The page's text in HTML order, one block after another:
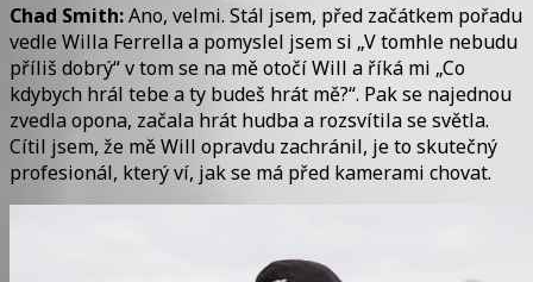
Chad Smith:Ano, velmi. Stál jsem, před začátkem pořadu
vedle Willa Ferrella a pomyslel jsem si „V tomhle nebudu
příliš dobrý“ v tom se na mě otočí Will a říká mi „Co
kdybych hrál tebe a ty budeš hrát mě?“. Pak se najednou
zvedla opona, začala hrát hudba a rozsvítila se světla.
Cítil jsem, že mě Will opravdu zachránil, je to skutečný
profesionál, který ví, jak se má před kamerami chovat.